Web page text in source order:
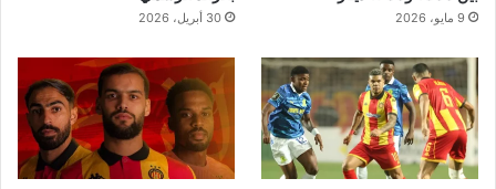
9 مايو، 2026 30 أبريل، 2026